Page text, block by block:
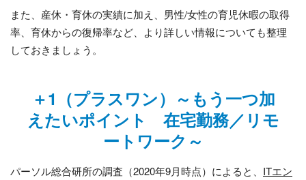
また、産休・育休の実績に加え、男性/女性の育児休暇の取得
率、育休からの復帰率など、より詳しい情報についても整理
しておきましょう。
＋1（プラスワン）～もう一つ加
えたいポイント 在宅勤務／リモ
ートワーク～
パーソル総合研所の調査（2020年9月時点）によると、 ITエン